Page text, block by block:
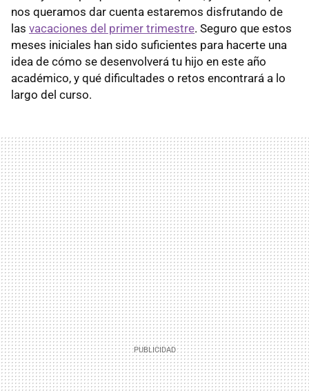
nos queramos dar cuenta estaremos disfrutando de
las vacaciones del primer trimestre. Seguro que estos
meses iniciales han sido suficientes para hacerte una
idea de cómo se desenvolverá tu hijo en este año
académico, y qué dificultades o retos encontrará a lo
largo del curso.